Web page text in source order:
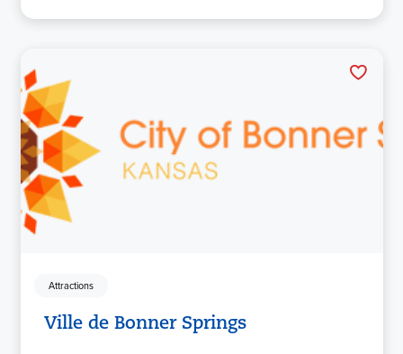
Attractions
Ville de Bonner Springs